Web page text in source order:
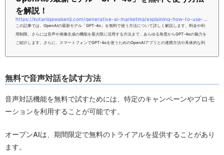
を解説！
この記事では、OpenAIの最新モデル「GPT-4o」を無料で使う方法について詳しく解説します。料金や利
用制限、さらには音声や画像生成の機能を最大限に活用する方法まで、あらゆる角度からGPT-4oの魅力を
ご紹介します。さらに、スマートフォンでGPT-4oを使うためのOpenAIアプリとの連携方法や具体的な利
無料で音声対話を試す方法
音声対話機能を無料で試すためには、特定のキャンペーンやプロモ
ーションを利用することが可能です。
オープンAIは、期間限定で無料のトライアルを提供することがあり
ます。